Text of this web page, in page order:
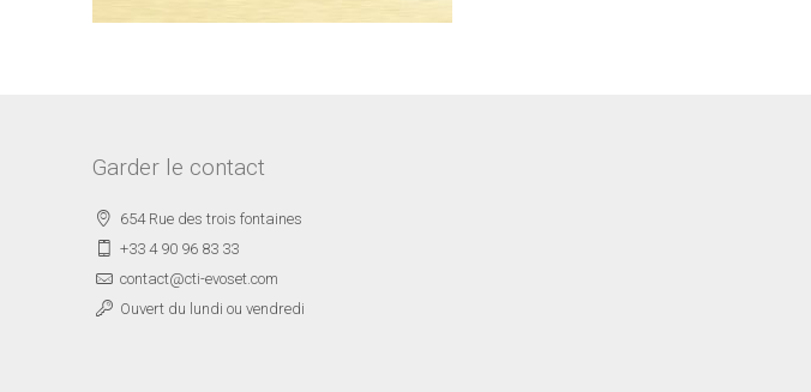
Garder le contact
654 Rue des trois fontaines
+33 4 90 96 83 33
contact@cti-evoset.com
Ouvert du lundi ou vendredi